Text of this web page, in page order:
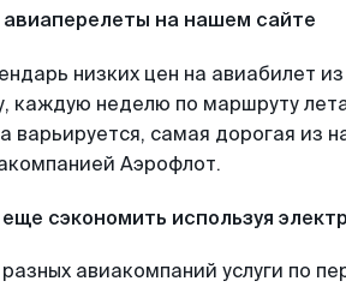
авиаперелеты на нашем сайте
низких цен на авиабилет
каждую неделю по маршруту
варьируется, самая дорогая из
Аэрофлот.
сэкономить используя
авиакомпаний услуги по